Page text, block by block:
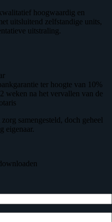
hoogwaardig en
uitsluitend zelfstandige units,
uitstraling.
ter hoogte van 10%
weken na het vervallen van de
samengesteld, doch geheel
eigenaar.